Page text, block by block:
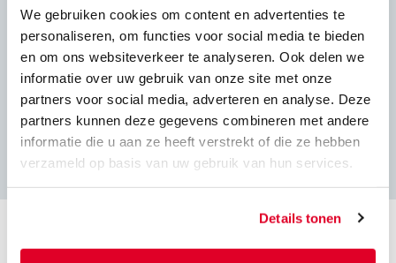
We gebruiken cookies om content en advertenties te
personaliseren, om functies voor social media te bieden
en om ons websiteverkeer te analyseren. Ook delen we
informatie over uw gebruik van onze site met onze
partners voor social media, adverteren en analyse. Deze
partners kunnen deze gegevens combineren met andere
informatie die u aan ze heeft verstrekt of die ze hebben
verzameld op basis van uw gebruik van hun services.
Details tonen
• L67: niet-dragende scheidingswanden.
• Lijmblokken kunnen worden toegepast bij dragende en
niet-dragende wanden en binnenspouwbladen.
• L120, L150, L214: ankerloze spouwmuren en kopgevels.
• Funderingsmetselwerk.
Kalkzandsteen lijmblokken kunnen worden toegepast in
binnenwanden waar gebruik van een stelmachine niet
mogelijk is. Als machinale verwerking van blokken wel
gebruiken. Die zorgen voor
Op de bouwplaats op maat te knippen en
zagen.
Lijmwerk is sterker dan metselwerk.
Hogere verwerkingssnelheid dan bij
metselen.